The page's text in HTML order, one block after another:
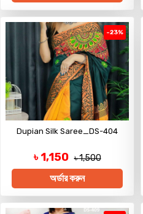
-23%
Dupian Silk Saree_DS-404
৳ 1,150 ৳ 1,500
অর্ডার করুন